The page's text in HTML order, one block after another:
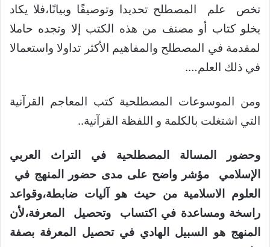
تخص علم المصطلح تحديدا وتوصيفًا وبيانًا،فلا يكاد
يخلو كتاب أو مصنف من هذه الكتب إلا وتجده حاملا
لمقدمة في المصطلح والمفاهيم الأكثر تداولا واستعمالا
في ذلك العلم….
ومن الموسوعات المصطلحية كتب المعاجم القرآنية
التي اشتغلت بالكلمة و اللفظة القرآنية..
وحضور المسالة المصطلحية في التراث العربي
الإسلامي مؤشر واضح على مدى حضور المنهج في
العلوم الاسلامية من حيث هو آليات ضابطة،وقواعد
راسخة ومساعدة في اكتساب وتحصيل المعرفة،لأن
المنهج هو السبيل الهادي في تحصيل المعرفة بصفة